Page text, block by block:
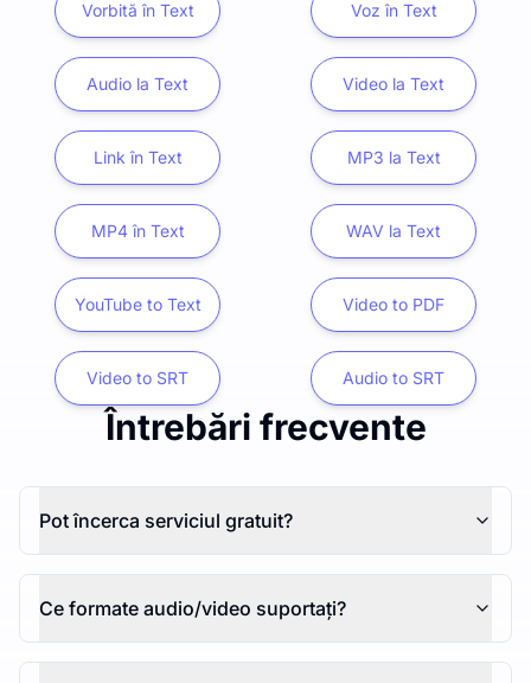
Vorbită în Text Voz în Text
Audio la Text Video la Text
Link în Text MP3 la Text
MP4 în Text WAV la Text
YouTube to Text Video to PDF
Video to SRT Audio to SRT
Întrebări frecvente
Pot încerca serviciul gratuit?
Ce formate audio/video suportați?